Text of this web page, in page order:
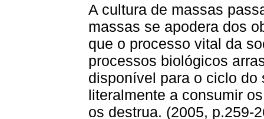
A cultura de massas
massas se apodera dos
que o processo vital da
processos biológicos
disponível para o ciclo do
literalmente a consumir
os destrua. (2005, p.259-